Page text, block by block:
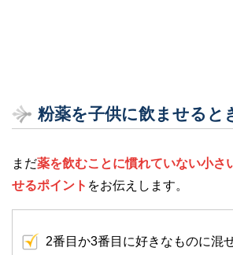
粉薬を子供に飲ませると
まだ薬を飲むことに慣れていない小さ
せるポイント をお伝えします。
2番目か3番目に好きなものに混